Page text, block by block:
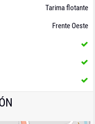
Tarima flotante
Frente Oeste